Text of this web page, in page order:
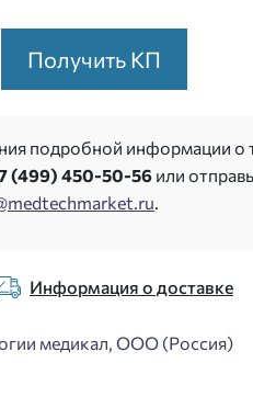
Получить КП
подробной информации о
(499) 450-50-56 или
.
Информация о доставке
медикал, ООО (Россия)